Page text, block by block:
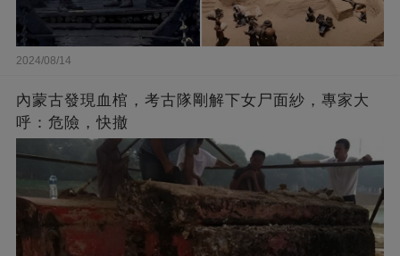
2024/08/14
內蒙古發現血棺，考古隊剛解下女尸面紗，專家大
呼：危險，快撤